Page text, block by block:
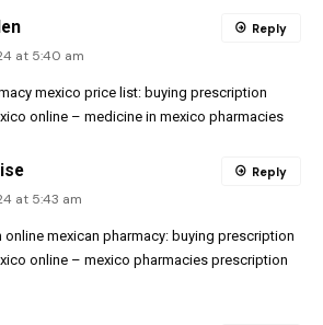
at 5:40 am
mexico price list:buying prescription
online – medicine in mexico pharmacies
Reply
at 5:43 am
mexican pharmacy: buying prescription
online – mexico pharmacies prescription
Reply